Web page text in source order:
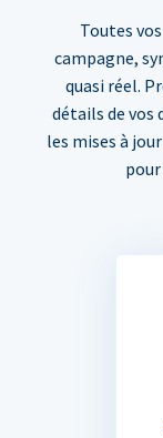
Toutes
campagne,
quasi réel.
détails de vos
les mises à